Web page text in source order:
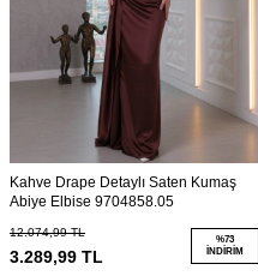
Kahve Drape Detaylı Saten Kumaş
Abiye Elbise 9704858.05
12.074,99TL
3.289,99 TL
%73
İNDIRIM